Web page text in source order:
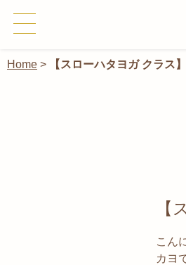
Home > 【スローハタヨガ クラス
【
こん
カヨ